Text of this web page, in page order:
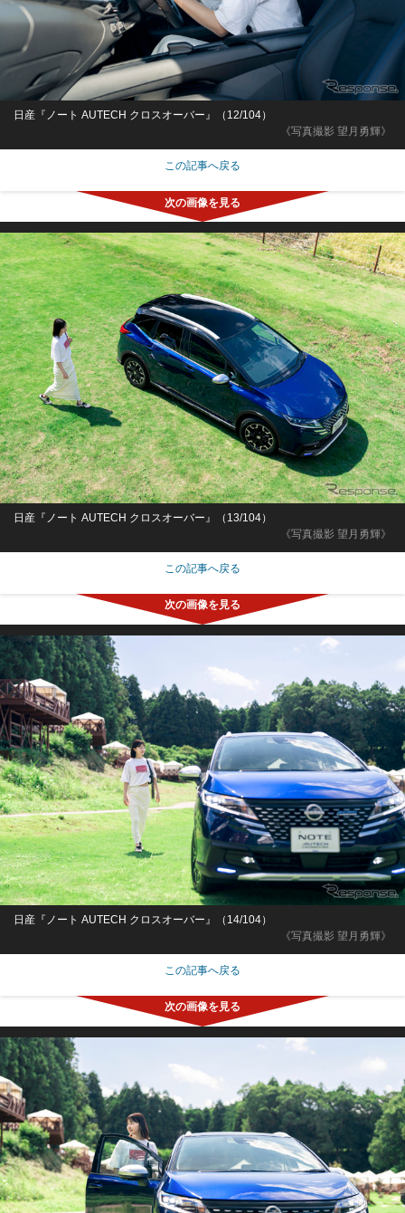
《写真撮影 望月勇輝》
日産『ノート AUTECH クロスオーバー』（12/104）
この記事へ戻る
《写真撮影 望月勇輝》
日産『ノート AUTECH クロスオーバー』（13/104）
この記事へ戻る
《写真撮影 望月勇輝》
日産『ノート AUTECH クロスオーバー』（14/104）
この記事へ戻る